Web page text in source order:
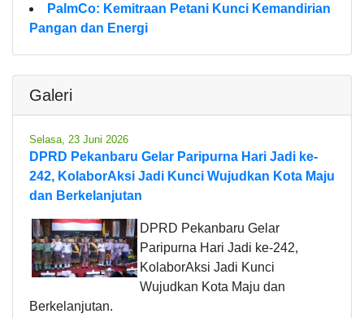
PalmCo: Kemitraan Petani Kunci Kemandirian
Pangan dan Energi
Galeri
Selasa, 23 Juni 2026
DPRD Pekanbaru Gelar Paripurna Hari Jadi ke-
242, KolaborAksi Jadi Kunci Wujudkan Kota Maju
dan Berkelanjutan
DPRD Pekanbaru Gelar
Paripurna Hari Jadi ke-242,
KolaborAksi Jadi Kunci
Wujudkan Kota Maju dan
Berkelanjutan.